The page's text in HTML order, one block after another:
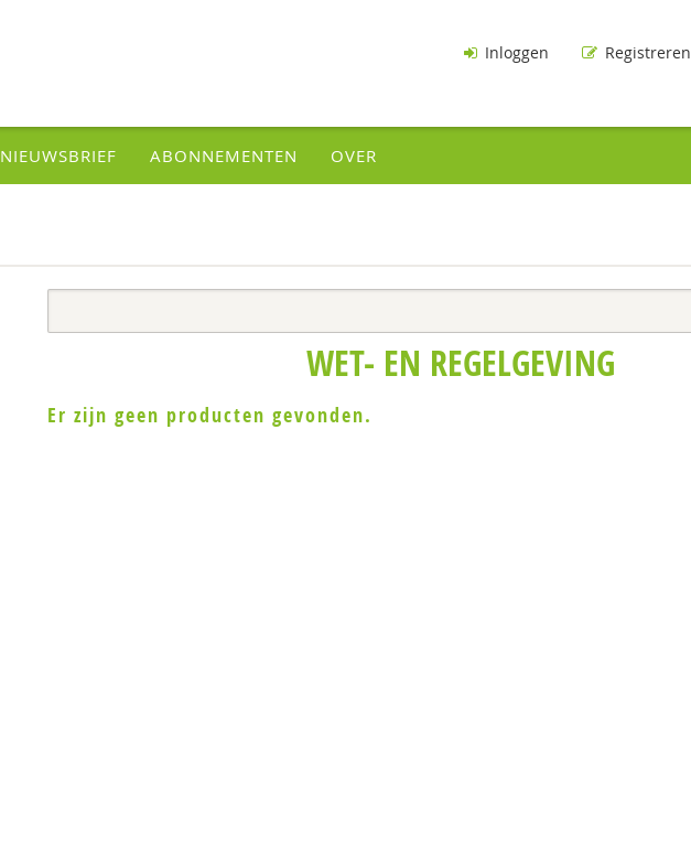
Inloggen Registreren
NIEUWSBRIEF ABONNEMENTEN OVER
WET- EN REGELGEVING
Er zijn geen producten gevonden.